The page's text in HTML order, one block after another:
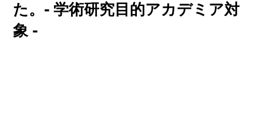
た。- 学術研究目的アカデミア対
象 -